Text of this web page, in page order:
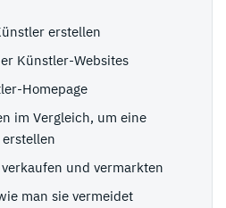
erstellen
Künstler-Websites
Homepage
im Vergleich, um eine
und vermarkten
man sie vermeidet